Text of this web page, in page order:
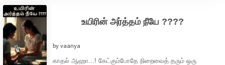
உயிரின் அர்த்தம் நீயே ????
by vaanya
காதல் ஆஹா...! கேட்கும்போதே நிறைவைத் தரும் ஒரு